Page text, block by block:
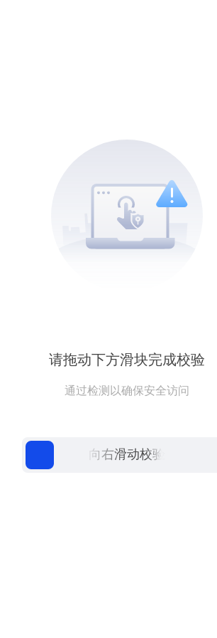
请拖动下方滑块完成校验
通过检测以确保安全访问